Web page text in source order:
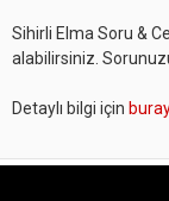
Sihirli Elma Soru &
alabilirsiniz.
Detaylı bilgi için